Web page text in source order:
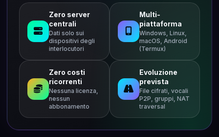
Zero server
centrali
Dati solo sui
dispositivi degli
interlocutori
Multi-
piattaforma
Windows, Linux,
macOS, Android
(Termux)
Zero costi
ricorrenti
Nessuna licenza,
nessun
abbonamento
Evoluzione
prevista
File cifrati, vocali
P2P, gruppi, NAT
traversal